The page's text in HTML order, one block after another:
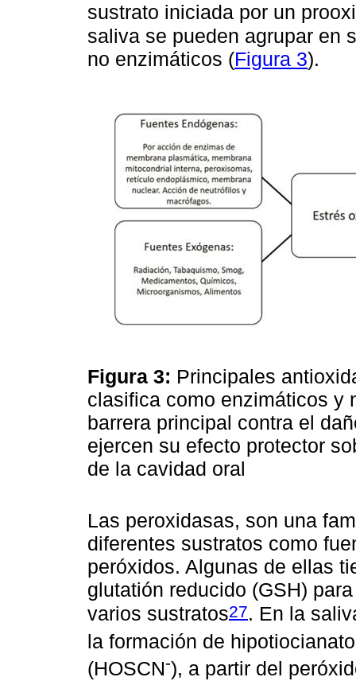
sustrato iniciada por un
saliva se pueden agrupar en
no enzimáticos (Figura 3).
Figura 3: Principales
clasifica como enzimáticos y
barrera principal contra el
ejercen su efecto protector
de la cavidad oral
Las peroxidasas, son una
diferentes sustratos como
peróxidos. Algunas de ellas
glutatión reducido (GSH)
varios sustratos27. En la
la formación de
(HOSCN-), a partir del